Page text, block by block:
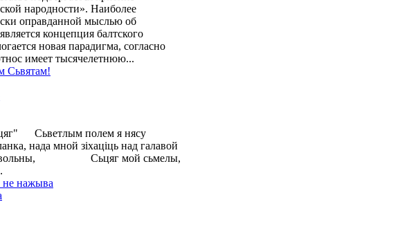
народности». Наиболее
оправданной мыслью об
концепция балтского
новая парадигма, согласно
имеет тысячелетнюю...
Сьветлым полем я нясу
нада мной зіхаціць над галавой
Сьцяг мой сьмелы,